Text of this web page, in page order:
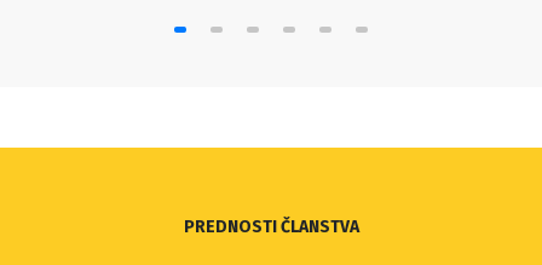
PREDNOSTI ČLANSTVA